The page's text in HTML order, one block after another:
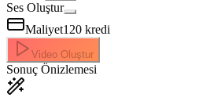
Ses Oluştur
Maliyet120 kredi
Video Oluştur
Sonuç Önizlemesi